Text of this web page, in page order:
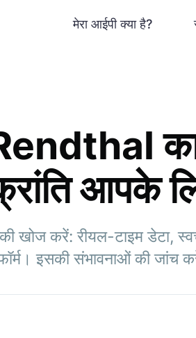
मेरा आईपी क्या है?
का
आपके
खोज करें: रीयल-टाइम डेटा,
इसकी संभावनाओं की जांच